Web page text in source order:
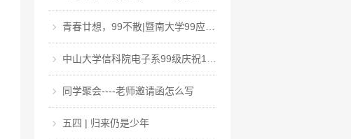
青春廿想，99不散|暨南大学99应用化学专业毕业20周年聚会
中山大学信科院电子系99级庆祝100周年校庆暨毕业20+1周年聚会
同学聚会----老师邀请函怎么写
五四 | 归来仍是少年